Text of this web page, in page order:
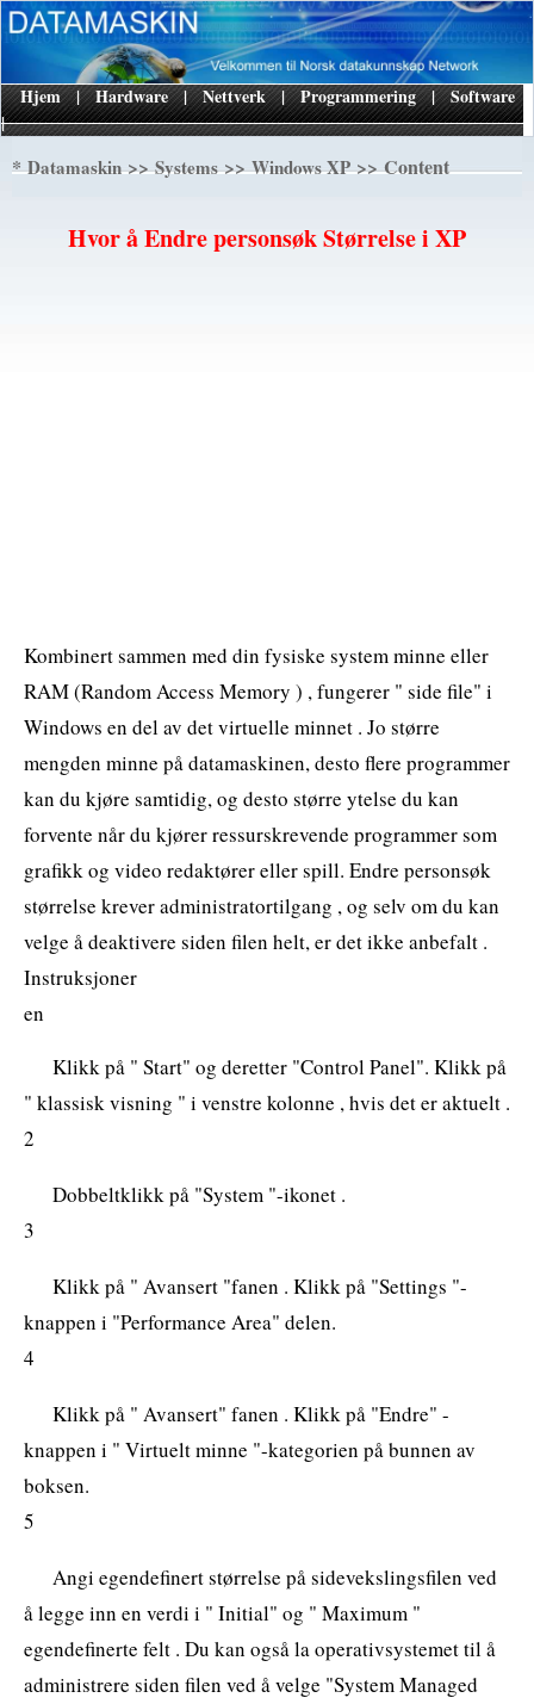
|
Hjem | Hardware | Nettverk | Programmering | Software
*Datamaskin>>Systems>>Windows XP>> Content
Hvor å Endre personsøk Størrelse i XP
Kombinert sammen med din fysiske system minne eller
RAM (Random Access Memory ) , fungerer " side file" i
Windows en del av det virtuelle minnet . Jo større
mengden minne på datamaskinen, desto flere programmer
kan du kjøre samtidig, og desto større ytelse du kan
forvente når du kjører ressurskrevende programmer som
grafikk og video redaktører eller spill. Endre personsøk
størrelse krever administratortilgang , og selv om du kan
velge å deaktivere siden filen helt, er det ikke anbefalt .
Instruksjoner
en
Klikk på " Start" og deretter "Control Panel". Klikk på
" klassisk visning " i venstre kolonne , hvis det er aktuelt .
2
Dobbeltklikk på "System "-ikonet .
3
Klikk på " Avansert "fanen . Klikk på "Settings "-
knappen i "Performance Area" delen.
4
Klikk på " Avansert" fanen . Klikk på "Endre" -
knappen i " Virtuelt minne "-kategorien på bunnen av
boksen.
5
Angi egendefinert størrelse på sidevekslingsfilen ved
å legge inn en verdi i " Initial" og " Maximum "
egendefinerte felt . Du kan også la operativsystemet til å
administrere siden filen ved å velge "System Managed